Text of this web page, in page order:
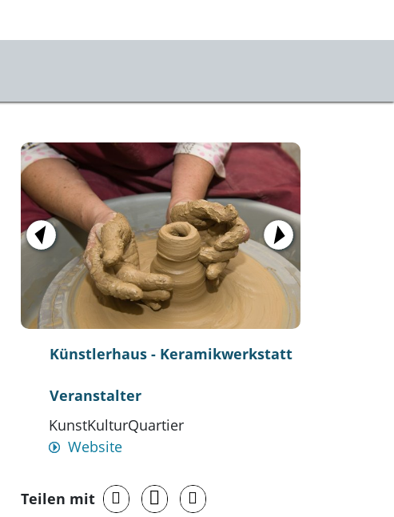
Haus
FAQ
Newsletter
Vermietung
Geschichte
Orientierungsplan
Künstlerhaus - Keramikwerkstatt
Veranstalter
KunstKulturQuartier
Website
Teilen mit